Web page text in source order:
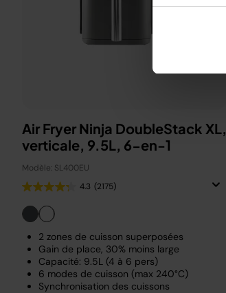
Air Fryer Ninja DoubleStack XL,
verticale, 9.5L, 6-en-1
Modèle: SL400EU
4.3 (2175)
2 zones de cuisson superposées
Gain de place, 30% moins large
Capacité: 9.5L (4 à 6 pers)
6 modes de cuisson (max 240°C)
Synchronisation des cuissons